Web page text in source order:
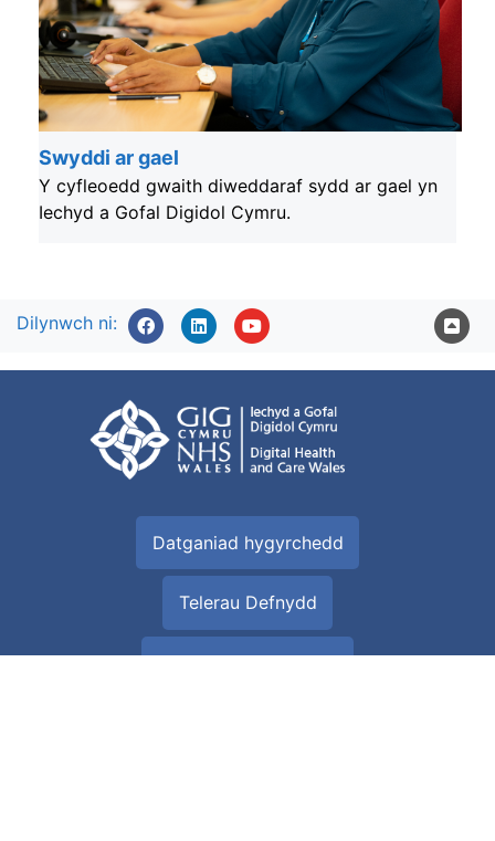
Swyddi ar gael
Y cyfleoedd gwaith diweddaraf sydd ar gael yn
Iechyd a Gofal Digidol Cymru.
Dilynwch ni:
Datganiad hygyrchedd
Telerau Defnydd
Rhyddid Gwybodaeth